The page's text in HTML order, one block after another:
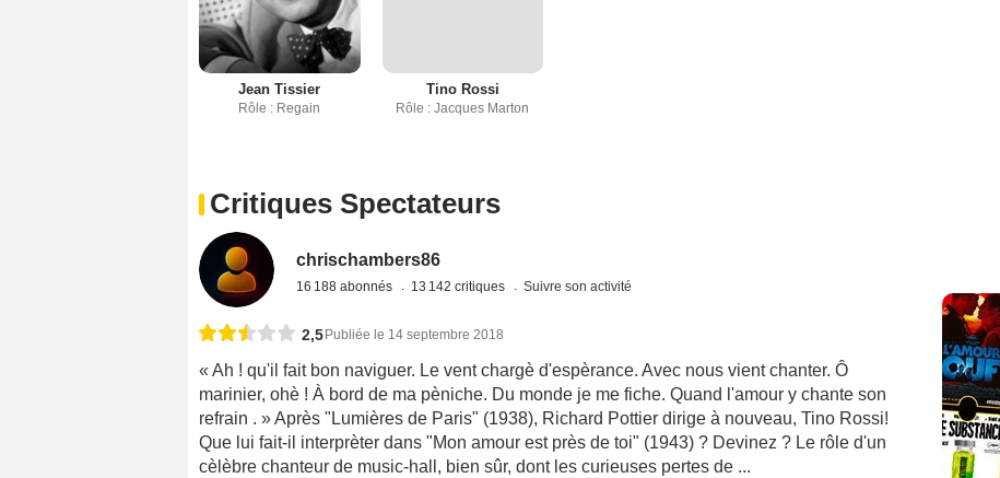
Jean Tissier
Rôle : Regain
Tino Rossi
Rôle : Jacques Marton
Critiques Spectateurs
chrischambers86
16 188 abonnés 13 142 critiques Suivre son activité
2,5 Publiée le 14 septembre 2018
« Ah ! qu'il fait bon naviguer. Le vent chargè d'espèrance. Avec nous vient chanter. Ô
marinier, ohè ! À bord de ma pèniche. Du monde je me fiche. Quand l'amour y chante son
refrain . » Après "Lumières de Paris" (1938), Richard Pottier dirige à nouveau, Tino Rossi!
Que lui fait-il interprèter dans "Mon amour est près de toi" (1943) ? Devinez ? Le rôle d'un
cèlèbre chanteur de music-hall, bien sûr, dont les curieuses pertes de ...